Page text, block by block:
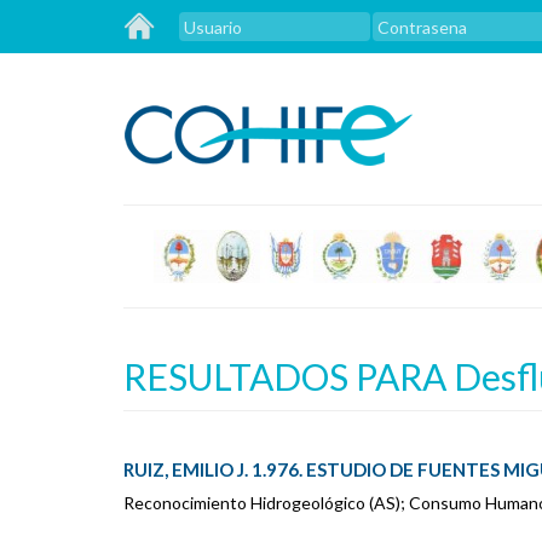
RESULTADOS PARA
RUIZ, EMILIO J. 1.976. ESTUDIO DE FUENTES
Reconocimiento Hidrogeológico (AS); Consumo